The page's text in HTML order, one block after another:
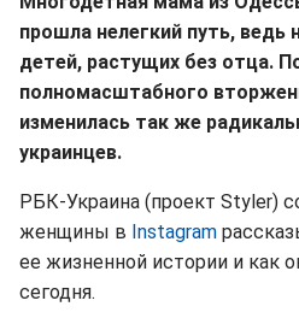
прошла нелегкий путь, ведь
детей, растущих без отца.
полномасштабного
изменилась так же
украинцев.
РБК-Украина (проект Styler)
женщины в Instagram
ее жизненной истории и как
сегодня.